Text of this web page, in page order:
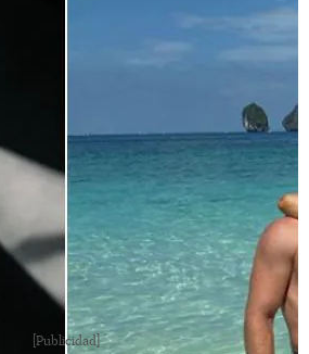
[Publicidad]